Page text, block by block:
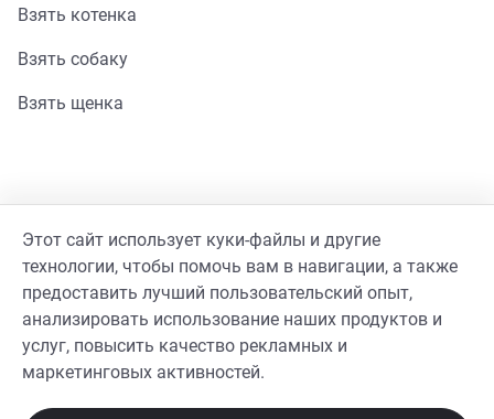
Взять котенка
Взять собаку
Взять щенка
Стать волонтером
Гайд волонтера
Реквизиты фонда
Этот сайт использует куки-файлы и другие
технологии, чтобы помочь вам в навигации, а также
предоставить лучший пользовательский опыт,
анализировать использование наших продуктов и
услуг, повысить качество рекламных и
маркетинговых активностей.